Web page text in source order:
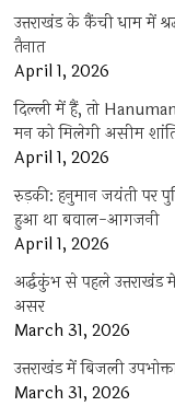
उत्तराखंड के कैंची धाम में
तैनात
April 1, 2026
दिल्ली में हैं, तो
मन को मिलेगी असीम
April 1, 2026
रुड़की: हनुमान जयंती पर
हुआ था बवाल-आगजनी
April 1, 2026
अर्द्धकुंभ से पहले उत्तराखंड
असर
March 31, 2026
उत्तराखंड में बिजली
March 31, 2026